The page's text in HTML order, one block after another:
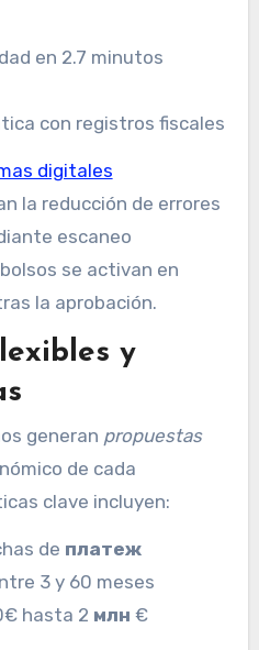
en 2.7 minutos
con registros fiscales
digitales
la reducción de errores
escaneo
se activan en
la aprobación.
y
generan propuestas
de cada
clave incluyen:
de платеж
3 y 60 meses
hasta 2 млн €